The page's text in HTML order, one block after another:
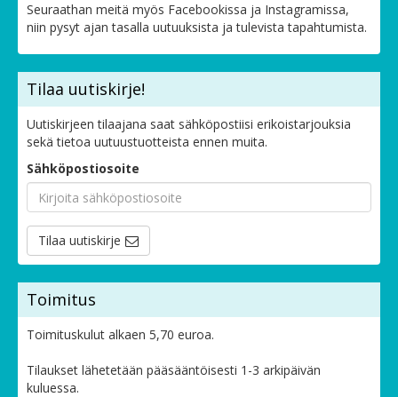
Seuraathan meitä myös Facebookissa ja Instagramissa,
niin pysyt ajan tasalla uutuuksista ja tulevista tapahtumista.
Tilaa uutiskirje!
Uutiskirjeen tilaajana saat sähköpostiisi erikoistarjouksia
sekä tietoa uutuustuotteista ennen muita.
Sähköpostiosoite
Tilaa uutiskirje
Toimitus
Toimituskulut alkaen 5,70 euroa.
Tilaukset lähetetään pääsääntöisesti 1-3 arkipäivän
kuluessa.